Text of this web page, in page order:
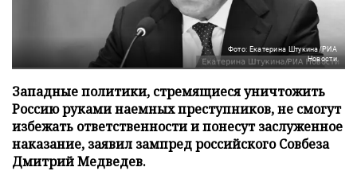
Фото: Екатерина Штукина/РИА
Новости
Западные политики, стремящиеся уничтожить
Россию руками наемных преступников, не смогут
избежать ответственности и понесут заслуженное
наказание, заявил зампред российского Совбеза
Дмитрий Медведев.